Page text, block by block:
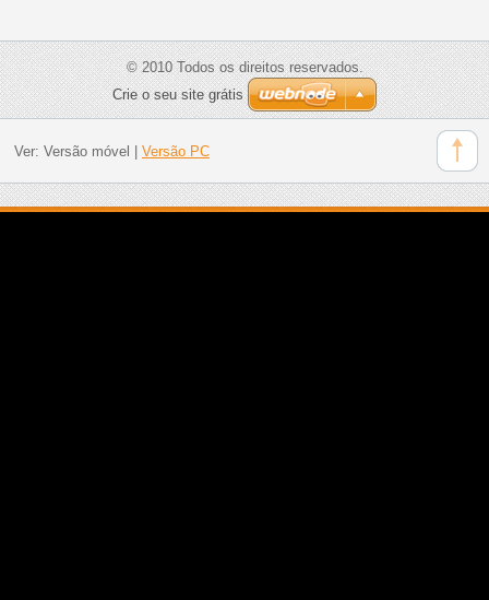
© 2010 Todos os direitos reservados.
Crie o seu site grátis
Ver: Versão móvel Versão PC